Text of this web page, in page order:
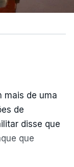
mais de uma
de
disse que
que